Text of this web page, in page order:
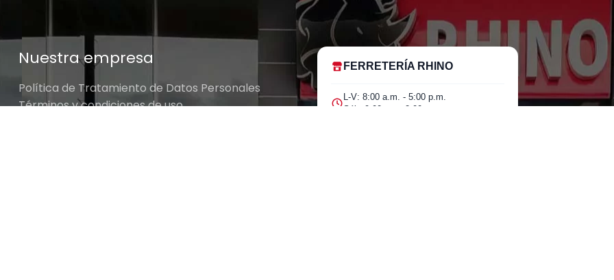
Nuestra empresa
Política de Tratamiento de Datos Personales
Términos y condiciones de uso
FERRETERÍA RHINO
L-V: 8:00 a.m. - 5:00 p.m.
Sáb: 9:00 am - 2:00 pm